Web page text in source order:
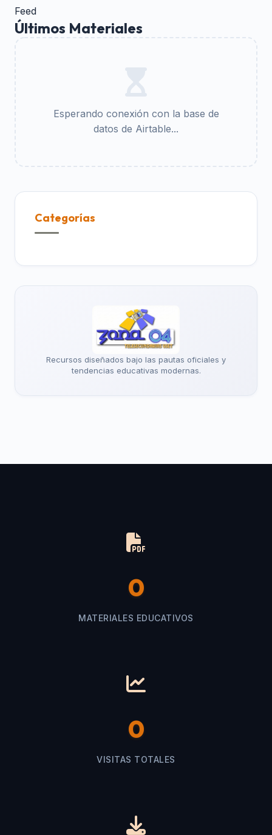
Feed
Últimos Materiales
Esperando conexión con la base de
datos de Airtable...
Categorías
Recursos diseñados bajo las pautas oficiales y
tendencias educativas modernas.
0
MATERIALES EDUCATIVOS
0
VISITAS TOTALES